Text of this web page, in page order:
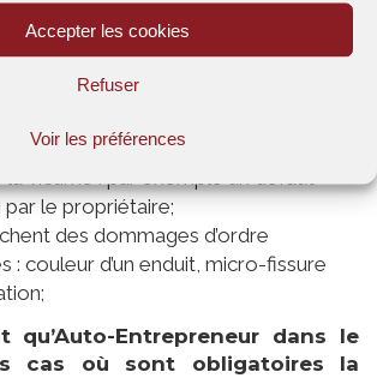
Accepter les cookies
Refuser
Voir les préférences
exemple les travaux effectués par un
naturelle;
la victime : par exemple un défaut
par le propriétaire;
des dommages d’ordre
: couleur d’un enduit, micro-fissure
qu’Auto-Entrepreneur dans le
cas où sont obligatoires la